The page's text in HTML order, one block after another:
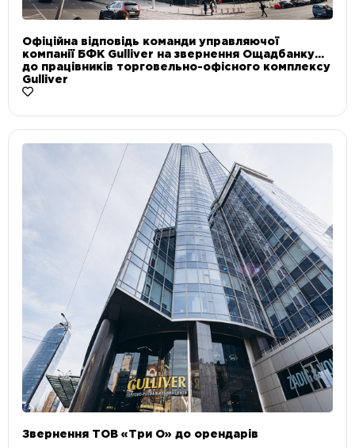
Офіційна відповідь команди управляючої
компанії БФК Gulliver на звернення Ощадбанку
до працівників торговельно-офісного комплексу
Gulliver
Звернення ТОВ «Три О» до орендарів